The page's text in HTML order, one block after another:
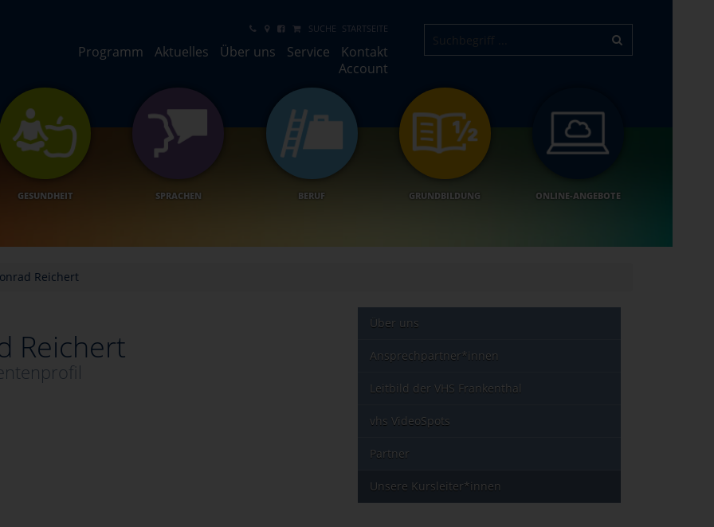
SUCHE STARTSEITE
Programm Aktuelles Über uns Service
Kontakt
Account
GESUNDHEIT SPRACHEN BERUF GRUNDBILDUNG ONLINE-ANGEBOTE
Reichert
Reichert
Über uns
Ansprechpartner*innen
Leitbild der VHS Frankenthal
vhs VideoSpots
Partner
Unsere Kursleiter*innen